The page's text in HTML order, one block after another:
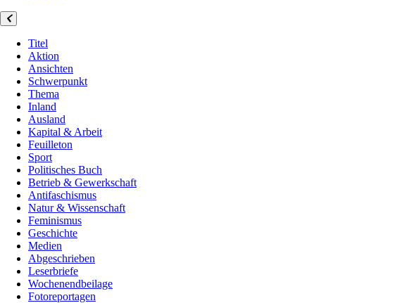
Titel
Aktion
Ansichten
Schwerpunkt
Thema
Inland
Ausland
Kapital & Arbeit
Feuilleton
Sport
Politisches Buch
Betrieb & Gewerkschaft
Antifaschismus
Natur & Wissenschaft
Feminismus
Geschichte
Medien
Abgeschrieben
Leserbriefe
Wochenendbeilage
Fotoreportagen